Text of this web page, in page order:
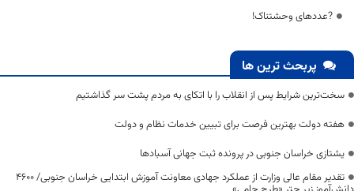
?عددهای وحشتناک!
پربحث ترین ها
سخت‌ترین شرایط پس از انقلاب را با اتکای به مردم پشت سر گذاشتیم
هفته دولت بهترین فرصت برای تبیین خدمات نظام و دولت
یشتازی خراسان جنوبی در پرونده ثبت جهانی آسبادها
تقدیر مقام عالی وزارت از عملکرد جهادی معاونت آموزش ابتدایی خراسان جنوبی/ ۴۶۰۰